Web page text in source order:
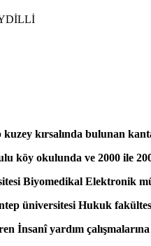
kuzey kırsalında bulunan
köy okulunda ve 2000 ile
Biyomedikal Elektronik
üniversitesi Hukuk
İnsanî yardım